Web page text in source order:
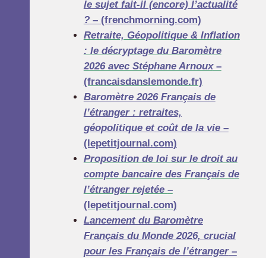
le sujet fait-il (encore) l’actualité
?– (frenchmorning.com)
Retraite, Géopolitique & Inflation
: le décryptage du Baromètre
2026 avec Stéphane Arnoux–
(francaisdanslemonde.fr)
Baromètre 2026 Français de
l’étranger : retraites,
géopolitique et coût de la vie –
(lepetitjournal.com)
Proposition de loi sur le droit au
compte bancaire des Français de
l’étranger rejetée –
(lepetitjournal.com)
Lancement du Baromètre
Français du Monde 2026, crucial
pour les Français de l’étranger–